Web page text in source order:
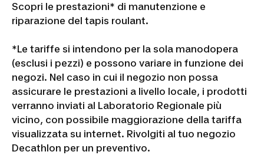
Scopri le prestazioni* di manutenzione e
riparazione del tapis roulant.
*Le tariffe si intendono per la sola manodopera
(esclusi i pezzi) e possono variare in funzione dei
negozi. Nel caso in cui il negozio non possa
assicurare le prestazioni a livello locale, i prodotti
verranno inviati al Laboratorio Regionale più
vicino, con possibile maggiorazione della tariffa
visualizzata su internet. Rivolgiti al tuo negozio
Decathlon per un preventivo.